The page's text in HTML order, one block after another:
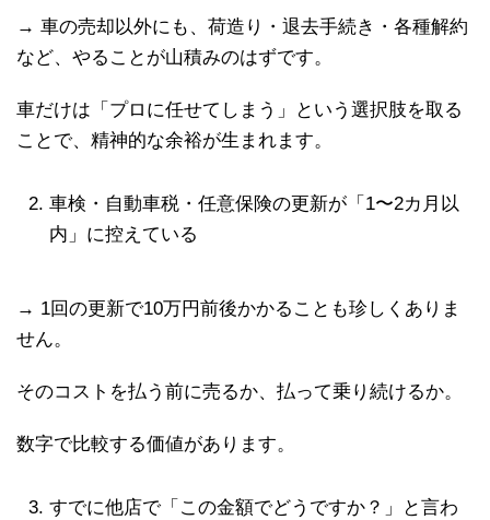
→ 車の売却以外にも、荷造り・退去手続き・各種解約
など、やることが山積みのはずです。
車だけは「プロに任せてしまう」という選択肢を取る
ことで、精神的な余裕が生まれます。
車検・自動車税・任意保険の更新が「1〜2カ月以
内」に控えている
→ 1回の更新で10万円前後かかることも珍しくありま
せん。
そのコストを払う前に売るか、払って乗り続けるか。
数字で比較する価値があります。
すでに他店で「この金額でどうですか？」と言わ